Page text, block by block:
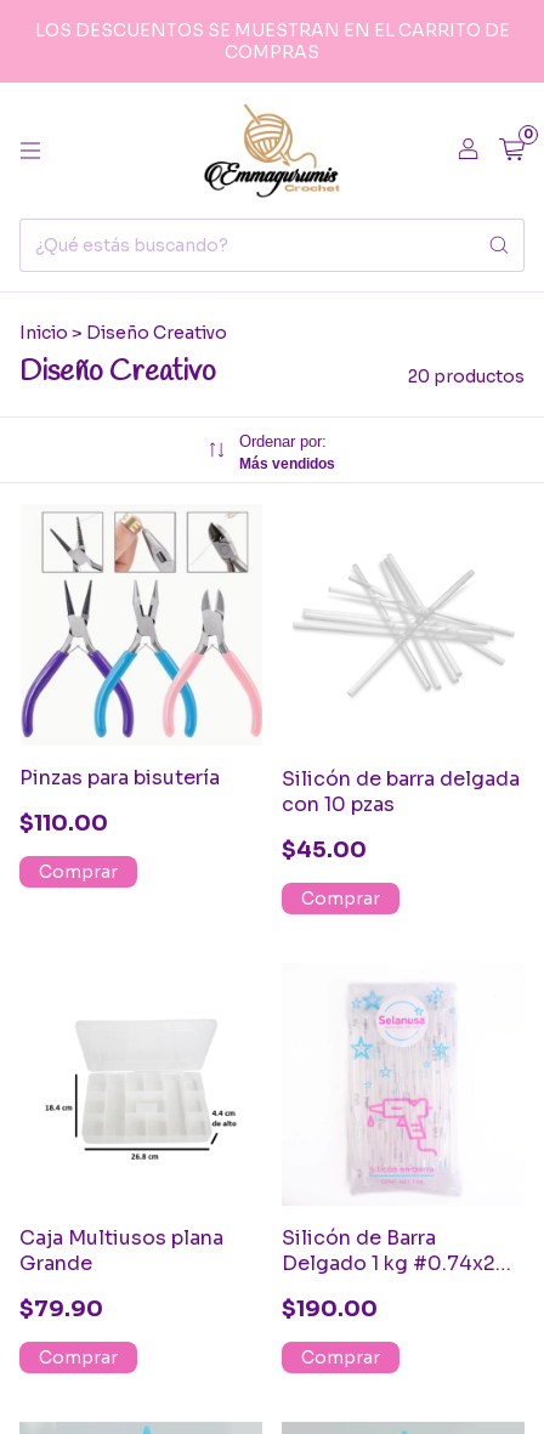
LOS DESCUENTOS SE MUESTRAN EN EL CARRITO DE
COMPRAS
0
Inicio > Diseño Creativo
Diseño Creativo 20 productos
Ordenar por:
Más vendidos
Pinzas para bisuterí­a
$110.00
Silicón de barra delgada
con 10 pzas
$45.00
Caja Multiusos plana
Grande
$79.90
Silicón de Barra
Delgado 1 kg #0.74x20
$190.00